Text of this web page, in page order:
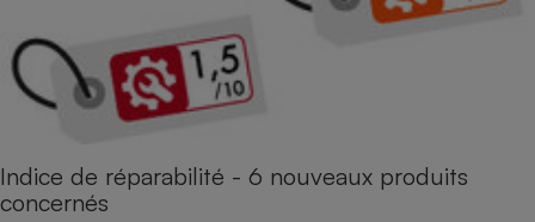
Indice de réparabilité - 6 nouveaux produits
concernés